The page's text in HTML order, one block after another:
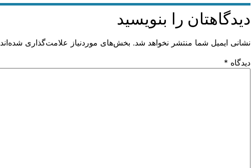
دیدگاهتان را بنویسید
نشانی ایمیل شما منتشر نخواهد شد. بخش‌های موردنیاز علامت‌گذاری شده‌اند
دیدگاه *